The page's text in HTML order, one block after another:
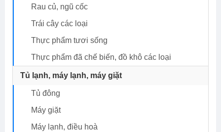
Rau củ, ngũ cốc
Trái cây các loại
Thực phẩm tươi sống
Thực phẩm đã chế biến, đồ khô các loại
Tủ lạnh, máy lạnh, máy giặt
Tủ đông
Máy giặt
Máy lạnh, điều hoà